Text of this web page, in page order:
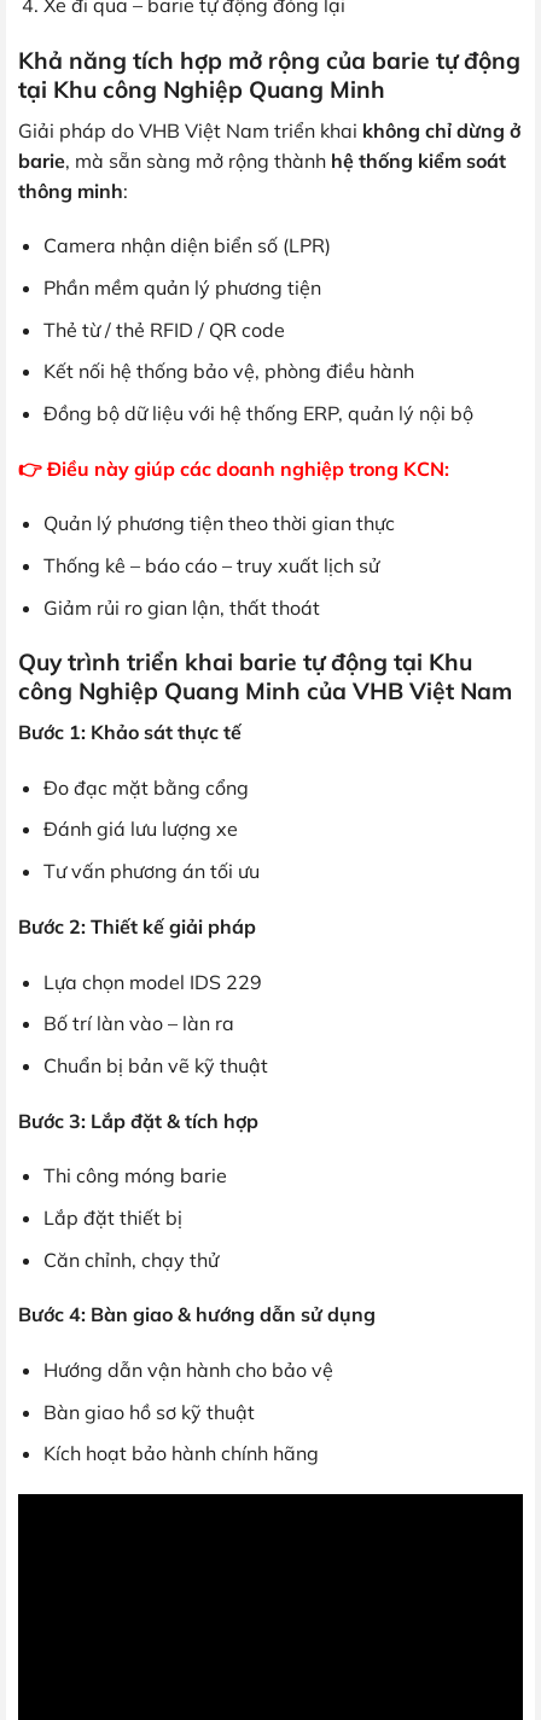
Xe đi qua – barie tự động đóng lại
Khả năng tích hợp mở rộng của barie tự động
tại Khu công Nghiệp Quang Minh
Giải pháp do VHB Việt Nam triển khai không chỉ dừng ở
barie, mà sẵn sàng mở rộng thành hệ thống kiểm soát
thông minh:
Camera nhận diện biển số (LPR)
Phần mềm quản lý phương tiện
Thẻ từ / thẻ RFID / QR code
Kết nối hệ thống bảo vệ, phòng điều hành
Đồng bộ dữ liệu với hệ thống ERP, quản lý nội bộ
👉 Điều này giúp các doanh nghiệp trong KCN:
Quản lý phương tiện theo thời gian thực
Thống kê – báo cáo – truy xuất lịch sử
Giảm rủi ro gian lận, thất thoát
Quy trình triển khai barie tự động tại Khu
công Nghiệp Quang Minh của VHB Việt Nam
Bước 1: Khảo sát thực tế
Đo đạc mặt bằng cổng
Đánh giá lưu lượng xe
Tư vấn phương án tối ưu
Bước 2: Thiết kế giải pháp
Lựa chọn model IDS 229
Bố trí làn vào – làn ra
Chuẩn bị bản vẽ kỹ thuật
Bước 3: Lắp đặt & tích hợp
Thi công móng barie
Lắp đặt thiết bị
Căn chỉnh, chạy thử
Bước 4: Bàn giao & hướng dẫn sử dụng
Hướng dẫn vận hành cho bảo vệ
Bàn giao hồ sơ kỹ thuật
Kích hoạt bảo hành chính hãng